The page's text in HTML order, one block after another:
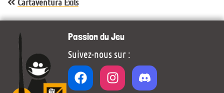
Passion du Jeu
Suivez-nous sur :